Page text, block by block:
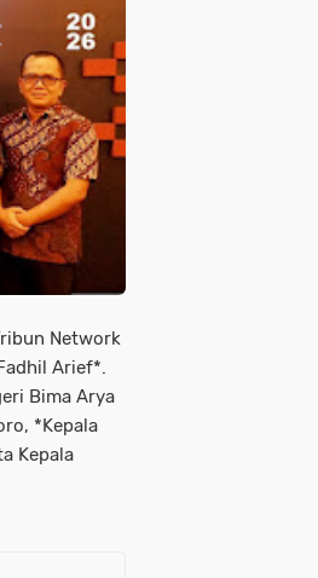
Network
Arief*.
Bima Arya
*Kepala
Kepala